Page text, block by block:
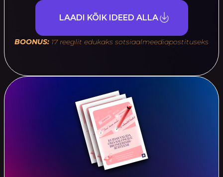
LAADI KÕIK IDEED ALLA
BOONUS: 17 reeglit edukaks sotsiaalmeediapostituseks